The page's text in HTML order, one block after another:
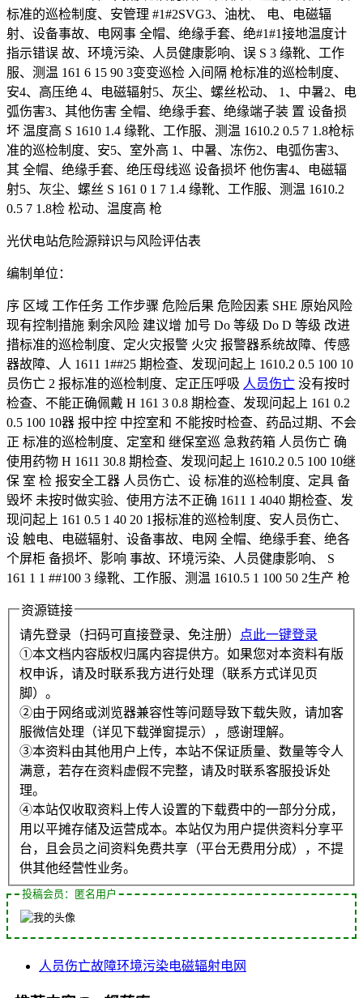
标准的巡检制度、安管理 #1#2SVG3、油枕、 电、电磁辐
射、设备事故、电网事 全帽、绝缘手套、绝#1#1接地温度计
指示错误 故、环境污染、人员健康影响、误 S 3 缘靴、工作
服、测温 161 6 15 90 3变变巡检 入间隔 枪标准的巡检制度、
安4、高压绝 4、电磁辐射5、灰尘、螺丝松动、 1、中暑2、电
弧伤害3、其他伤害 全帽、绝缘手套、绝缘端子装 置 设备损
坏 温度高 S 1610 1.4 缘靴、工作服、测温 1610.2 0.5 7 1.8枪标
准的巡检制度、安5、室外高 1、中暑、冻伤2、电弧伤害3、
其 全帽、绝缘手套、绝压母线巡 设备损坏 他伤害4、电磁辐
射5、灰尘、螺丝 S 161 0 1 7 1.4 缘靴、工作服、测温 1610.2
0.5 7 1.8检 松动、温度高 枪
光伏电站危险源辩识与风险评估表
编制单位：
序 区域 工作任务 工作步骤 危险后果 危险因素 SHE 原始风险
现有控制措施 剩余风险 建议增 加号 Do 等级 Do D 等级 改进
措标准的巡检制度、定火灾报警 火灾 报警器系统故障、传感
器故障、人 1611 1##25 期检查、发现问起上 1610.2 0.5 100 10
员伤亡 2 报标准的巡检制度、定正压呼吸 人员伤亡 没有按时
检查、不能正确佩戴 H 161 3 0.8 期检查、发现问起上 161 0.2
0.5 100 10器 报中控 中控室和 不能按时检查、药品过期、不会
正 标准的巡检制度、定室和 继保室巡 急救药箱 人员伤亡 确
使用药物 H 1611 30.8 期检查、发现问起上 1610.2 0.5 100 10继
保 室 检 报安全工器 人员伤亡、设 标准的巡检制度、定具 备
毁坏 未按时做实验、使用方法不正确 1611 1 4040 期检查、发
现问起上 161 0.5 1 40 20 1报标准的巡检制度、安人员伤亡、
设 触电、电磁辐射、设备事故、电网 全帽、绝缘手套、绝各
个屏柜 备损坏、影响 事故、环境污染、人员健康影响、 S
161 1 1 ##100 3 缘靴、工作服、测温 1610.5 1 100 50 2生产 枪
资源链接
请先登录（扫码可直接登录、免注册）
点此一键登录
①本文档内容版权归属内容提供方。如果您对本资料有版
权申诉，请及时联系我方进行处理（联系方式详见页
脚）。
②由于网络或浏览器兼容性等问题导致下载失败，请加客
服微信处理（详见下载弹窗提示），感谢理解。
③本资料由其他用户上传，本站不保证质量、数量等令人
满意，若存在资料虚假不完整，请及时联系客服投诉处
理。
④本站仅收取资料上传人设置的下载费中的一部分分成，
用以平摊存储及运营成本。本站仅为用户提供资料分享平
台，且会员之间资料免费共享（平台无费用分成），不提
供其他经营性业务。
投稿会员：匿名用户
人员伤亡故障环境污染电磁辐射电网